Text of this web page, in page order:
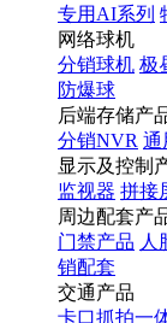
专用AI系列
网络球机
分销球机 极
防爆球
后端存储产
分销NVR 通
显示及控制
监视器 拼接
周边配套产
门禁产品 人
销配套
交通产品
卡口抓拍一